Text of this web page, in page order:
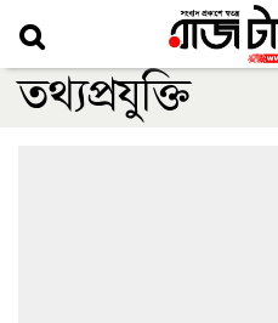
তথ্যপ্রযুক্তি